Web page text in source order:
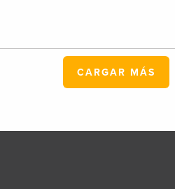
CARGAR MÁS